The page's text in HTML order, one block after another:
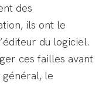
des
ils ont le
du logiciel.
ces failles avant
général, le